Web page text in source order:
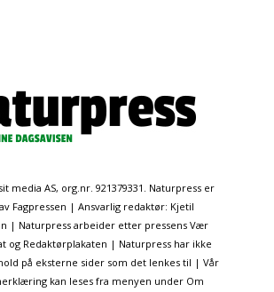
media AS, org.nr. 921379331. Naturpress er
Fagpressen | Ansvarlig redaktør: Kjetil
| Naturpress arbeider etter pressens Vær
og Redaktørplakaten | Naturpress har ikke
på eksterne sider som det lenkes til | Vår
kan leses fra menyen under Om